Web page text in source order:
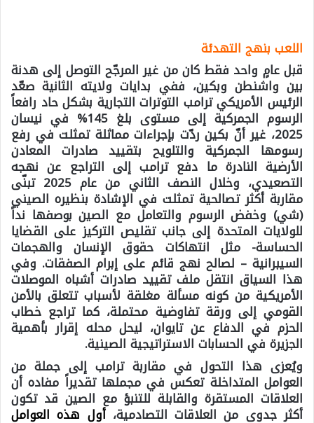
اللعب بنهج التهدئة
قبل عامٍ واحد فقط كان من غير المرجّح التوصل إلى هدنة
بين واشنطن وبكين، ففي بدايات ولايته الثانية صعّد
الرئيس الأمريكي ترامب التوترات التجارية بشكل حاد رافعاً
الرسوم الجمركية إلى مستوى بلغ 145% في نيسان
2025، غير أنّ بكين ردّت بإجراءات مماثلة تمثلت في رفع
رسومها الجمركية والتلويح بتقييد صادرات المعادن
الأرضية النادرة ما دفع ترامب إلى التراجع عن نهجه
التصعيدي، وخلال النصف الثاني من عام 2025 تبنّى
مقاربة أكثر تصالحية تمثلت في الإشادة بنظيره الصيني
(شي) وخفض الرسوم والتعامل مع الصين بوصفها نداً
للولايات المتحدة إلى جانب تقليص التركيز على القضايا
الحساسة- مثل انتهاكات حقوق الإنسان والهجمات
السيبرانية – لصالح نهج قائم على إبرام الصفقات. وفي
هذا السياق انتقل ملف تقييد صادرات أشباه الموصلات
الأمريكية من كونه مسألة مغلقة لأسباب تتعلق بالأمن
القومي إلى ورقة تفاوضية محتملة، كما تراجع خطاب
الحزم في الدفاع عن تايوان، ليحل محله إقرار بأهمية
الجزيرة في الحسابات الاستراتيجية الصينية.
ويُعزى هذا التحول في مقاربة ترامب إلى جملة من
العوامل المتداخلة تعكس في مجملها تقديراً مفاده أن
العلاقات المستقرة والقابلة للتنبؤ مع الصين قد تكون
أكثر جدوى من العلاقات التصادمية،أول هذه العوامل